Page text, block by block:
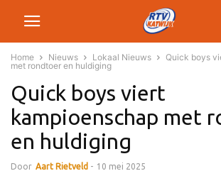
Home Nieuws Lokaal Nieuws
Quick boys
met rondtoer en huldiging
Quick boys viert
kampioenschap met
en huldiging
Door Aart Rietveld - 10 mei 2025